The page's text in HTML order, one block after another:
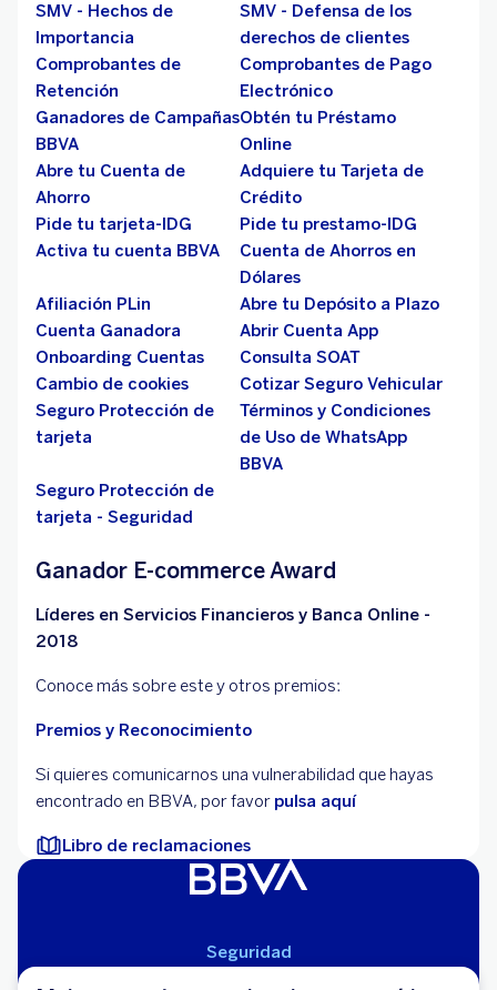
SMV - Hechos de
Importancia
SMV - Defensa de los
derechos de clientes
Comprobantes de
Retención
Comprobantes de Pago
Electrónico
Ganadores de Campañas
BBVA
Obtén tu Préstamo
Online
Abre tu Cuenta de
Ahorro
Adquiere tu Tarjeta de
Crédito
Pide tu tarjeta-IDG
Pide tu prestamo-IDG
Activa tu cuenta BBVA
Cuenta de Ahorros en
Dólares
Afiliación PLin
Abre tu Depósito a Plazo
Cuenta Ganadora
Abrir Cuenta App
Onboarding Cuentas
Consulta SOAT
Cambio de cookies
Cotizar Seguro Vehicular
Seguro Protección de
tarjeta
Términos y Condiciones
de Uso de WhatsApp
BBVA
Seguro Protección de
tarjeta - Seguridad
Ganador E-commerce Award
Líderes en Servicios Financieros y Banca Online -
2018
Conoce más sobre este y otros premios:
Premios y Reconocimiento
Si quieres comunicarnos una vulnerabilidad que hayas
encontrado en BBVA, por favor pulsa aquí
Libro de reclamaciones
Seguridad